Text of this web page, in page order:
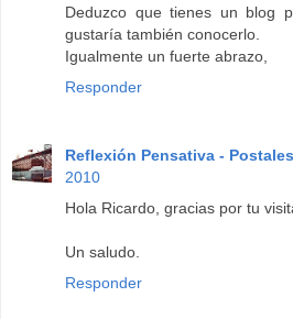
Deduzco que tienes un blog
gustaría también conocerlo.
Igualmente un fuerte abrazo,
Responder
Reflexión Pensativa -
2010
Hola Ricardo, gracias por tu
Un saludo.
Responder